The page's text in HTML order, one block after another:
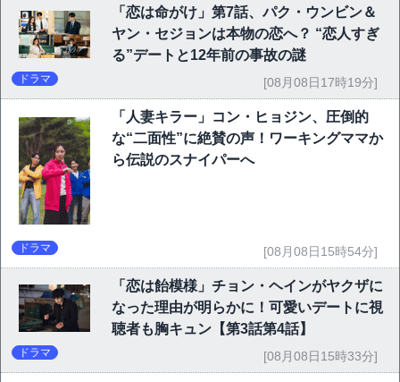
「恋は命がけ」第7話、パク・ウンビン＆
ヤン・セジョンは本物の恋へ？ “恋人すぎ
る”デートと12年前の事故の謎
ドラマ [08月08日17時19分]
「人妻キラー」コン・ヒョジン、圧倒的
な“二面性”に絶賛の声！ワーキングママか
ら伝説のスナイパーへ
ドラマ [08月08日15時54分]
「恋は飴模様」チョン・ヘインがヤクザに
なった理由が明らかに！可愛いデートに視
聴者も胸キュン【第3話第4話】
ドラマ [08月08日15時33分]